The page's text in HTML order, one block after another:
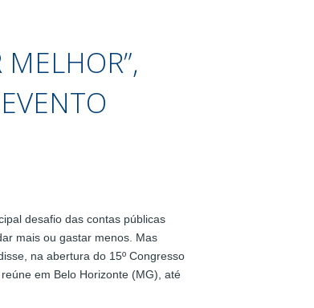
desafio das contas públicas
mais ou gastar menos. Mas
na abertura do 15º Congresso
em Belo Horizonte (MG), até